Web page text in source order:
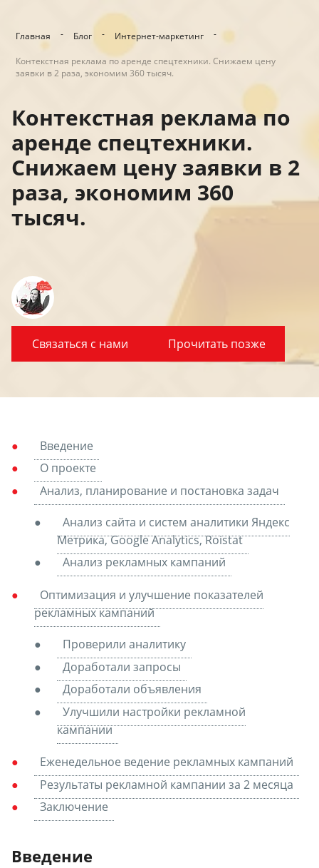
Главная - Блог - Интернет-маркетинг -
Контекстная реклама по аренде спецтехники. Снижаем цену
заявки в 2 раза, экономим 360 тысяч.
Контекстная реклама по
аренде спецтехники.
Снижаем цену заявки в 2
раза, экономим 360
тысяч.
Связаться с нами Прочитать позже
Введение
О проекте
Анализ, планирование и постановка задач
Анализ сайта и систем аналитики Яндекс
Метрика, Google Analytics, Roistat
Анализ рекламных кампаний
Оптимизация и улучшение показателей
рекламных кампаний
Проверили аналитику
Доработали запросы
Доработали объявления
Улучшили настройки рекламной
кампании
Еженедельное ведение рекламных кампаний
Результаты рекламной кампании за 2 месяца
Заключение
Введение